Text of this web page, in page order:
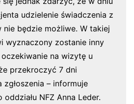
udzielenie świadczenia z
będzie możliwe. W takiej
wyznaczony zostanie inny
na wizytę u
przekroczyć 7 dni
– informuje
NFZ Anna Leder.